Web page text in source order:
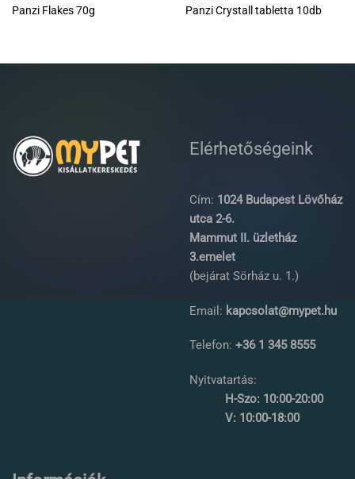
Panzi Flakes 70g Panzi Crystall tabletta 10db
Elérhetőségeink
Cím: 1024 Budapest Lövőház
utca 2-6.
Mammut II. üzletház
3.emelet
(bejárat Sörház u. 1.)
Email: kapcsolat@mypet.hu
Telefon: +36 1 345 8555
Nyitvatartás:
H-Szo: 10:00-20:00
V: 10:00-18:00